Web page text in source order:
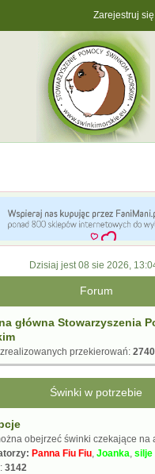
Zarejestruj się
Dzisiaj jest 08 sie 2026,
Forum
główna Stowarzyszenia
przekierowań:
Świnki w potrzebie
obejrzeć świnki czekające na
Panna Fiu Fiu, Joanka, silje
3142